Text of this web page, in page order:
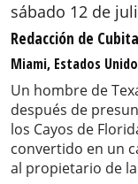
sábado 12 de
Redacción de
Miami, Estados
Un hombre de
después de
los Cayos de
convertido en un
al propietario de